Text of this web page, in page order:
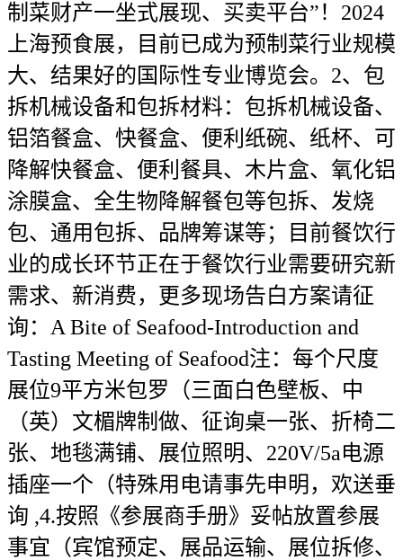
制菜财产一坐式展现、买卖平台”！2024
上海预食展，目前已成为预制菜行业规模
大、结果好的国际性专业博览会。2、包
拆机械设备和包拆材料：包拆机械设备、
铝箔餐盒、快餐盒、便利纸碗、纸杯、可
降解快餐盒、便利餐具、木片盒、氧化铝
涂膜盒、全生物降解餐包等包拆、发烧
包、通用包拆、品牌筹谋等；目前餐饮行
业的成长环节正在于餐饮行业需要研究新
需求、新消费，更多现场告白方案请征
询：A Bite of Seafood-Introduction and
Tasting Meeting of Seafood注：每个尺度
展位9平方米包罗（三面白色壁板、中
（英）文楣牌制做、征询桌一张、折椅二
张、地毯满铺、展位照明、220V/5a电源
插座一个（特殊用电请事先申明，欢送垂
询 ,4.按照《参展商手册》妥帖放置参展
事宜（宾馆预定、展品运输、展位拆修、